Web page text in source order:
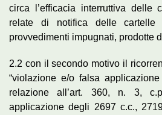
circa l’efficacia interruttiva delle
relate di notifica delle cartelle
provvedimenti impugnati, prodotte
2.2 con il secondo motivo il
“violazione e/o falsa
relazione all’art. 360, n. 3,
applicazione degli 2697 c.c.,